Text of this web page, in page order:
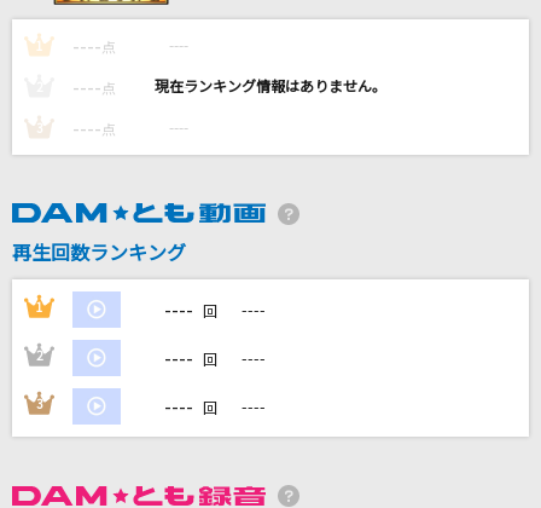
少女レイ
みきとP
secret base～君がくれたもの～
ZONE
星のかがやきよ
[生音]Don't say “lazy“
桜高軽音部[平沢唯・秋山澪・田井中律・琴吹紬(CV:豊崎愛生、日笠陽
子、佐藤聡美、寿美菜子)]
もののけ姫
米良美一
セレナーデ
1 ---- 点 ----
---- 点 ----
3 ---- 点 ----
再生回数ランキング
1 ---- 回 ----
2 ---- 回 ----
3 ---- 回 ----